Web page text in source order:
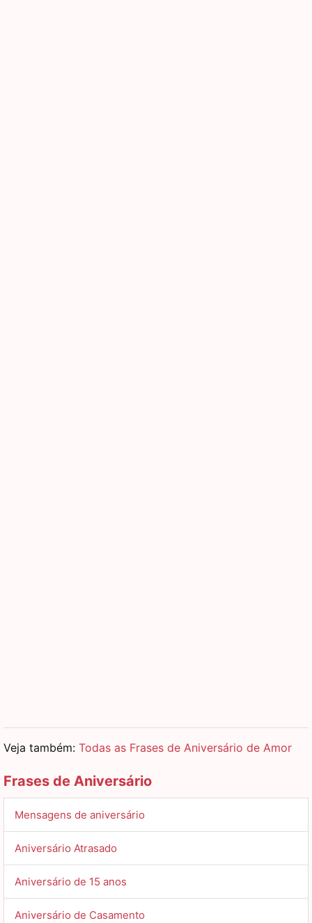
Veja também: Todas as Frases de Aniversário de Amor
Frases de Aniversário
Mensagens de aniversário
Aniversário Atrasado
Aniversário de 15 anos
Aniversário de Casamento